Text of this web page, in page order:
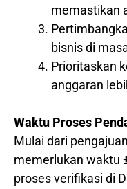
memastikan
bisnis di
Prioritaskan
anggaran
Waktu Proses
Mulai dari
memerlukan waktu
proses verifikasi di